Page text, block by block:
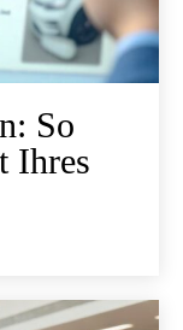
So
Ihres